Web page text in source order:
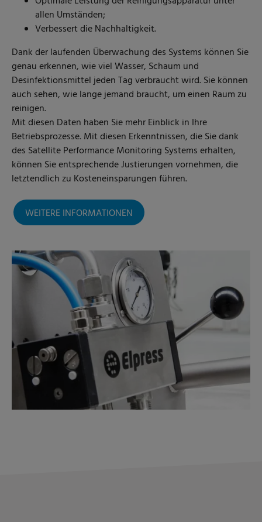
allen Umständen;
Verbessert die Nachhaltigkeit.
Dank der laufenden Überwachung des Systems können Sie
genau erkennen, wie viel Wasser, Schaum und
Desinfektionsmittel jeden Tag verbraucht wird. Sie können
auch sehen, wie lange jemand braucht, um einen Raum zu
reinigen.
Mit diesen Daten haben Sie mehr Einblick in Ihre
Betriebsprozesse. Mit diesen Erkenntnissen, die Sie dank
des Satellite Performance Monitoring Systems erhalten,
können Sie entsprechende Justierungen vornehmen, die
letztendlich zu Kosteneinsparungen führen.
WEITERE INFORMATIONEN